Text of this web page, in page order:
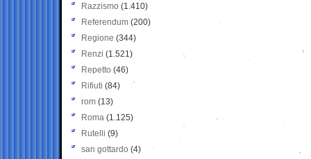
Razzismo (1.410)
Referendum (200)
Regione (344)
Renzi (1.521)
Repetto (46)
Rifiuti (84)
rom (13)
Roma (1.125)
Rutelli (9)
san gottardo (4)